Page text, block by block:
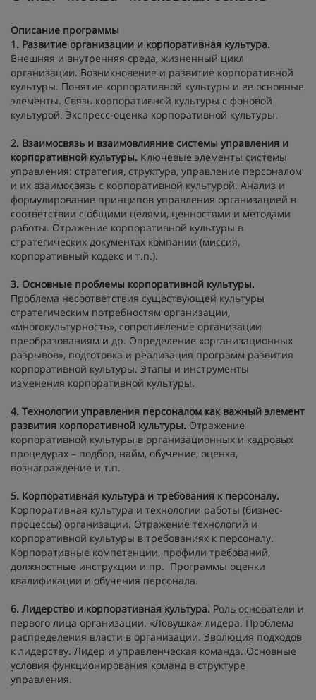
Описание программы
1. Развитие организации и корпоративная культура.
Внешняя и внутренняя среда, жизненный цикл
организации. Возникновение и развитие корпоративной
культуры. Понятие корпоративной культуры и ее основные
элементы. Связь корпоративной культуры с фоновой
культурой. Экспресс-оценка корпоративной культуры.
2. Взаимосвязь и взаимовлияние системы управления и
корпоративной культуры. Ключевые элементы системы
управления: стратегия, структура, управление персоналом
и их взаимосвязь с корпоративной культурой. Анализ и
формулирование принципов управления организацией в
соответствии с общими целями, ценностями и методами
работы. Отражение корпоративной культуры в
стратегических документах компании (миссия,
корпоративный кодекс и т.п.).
3. Основные проблемы корпоративной культуры.
Проблема несоответствия существующей культуры
стратегическим потребностям организации,
«многокультурность», сопротивление организации
преобразованиям и др. Определение «организационных
разрывов», подготовка и реализация программ развития
корпоративной культуры. Этапы и инструменты
изменения корпоративной культуры.
4. Технологии управления персоналом как важный элемент
развития корпоративной культуры. Отражение
корпоративной культуры в организационных и кадровых
процедурах – подбор, найм, обучение, оценка,
вознаграждение и т.п.
5. Корпоративная культура и требования к персоналу.
Корпоративная культура и технологии работы (бизнес-
процессы) организации. Отражение технологий и
корпоративной культуры в требованиях к персоналу.
Корпоративные компетенции, профили требований,
должностные инструкции и пр. Программы оценки
квалификации и обучения персонала.
6. Лидерство и корпоративная культура. Роль основатели и
первого лица организации. «Ловушка» лидера. Проблема
распределения власти в организации. Эволюция подходов
к лидерству. Лидер и управленческая команда. Основные
условия функционирования команд в структуре
управления.